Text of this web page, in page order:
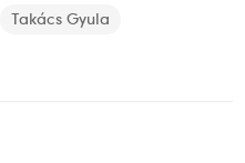
Takács Gyula